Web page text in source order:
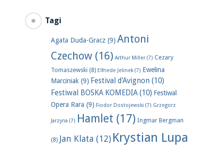
Tagi
Agata Duda-Gracz (9) Antoni
Czechow(16) Arthur Miller(7) Cezary
Tomaszewski (8) Elfriede Jelinek(7) Ewelina
Marciniak (9) Festival d'Avignon (10)
Festiwal BOSKA KOMEDIA(10) Festiwal
Opera Rara (9) Fiodor Dostojewski (7) Grzegorz
Jarzyna (7) Hamlet (17) Ingmar Bergman
(8) Jan Klata (12) Krystian Lupa